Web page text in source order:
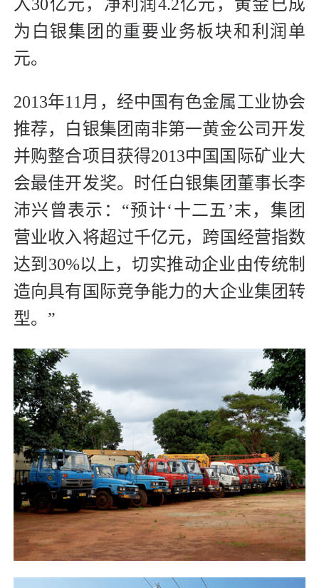
入30亿元，净利润4.2亿元，黄金已成
为白银集团的重要业务板块和利润单
元。
2013年11月，经中国有色金属工业协会
推荐，白银集团南非第一黄金公司开发
并购整合项目获得2013中国国际矿业大
会最佳开发奖。时任白银集团董事长李
沛兴曾表示：“预计‘十二五’末，集团
营业收入将超过千亿元，跨国经营指数
达到30%以上，切实推动企业由传统制
造向具有国际竞争能力的大企业集团转
型。”